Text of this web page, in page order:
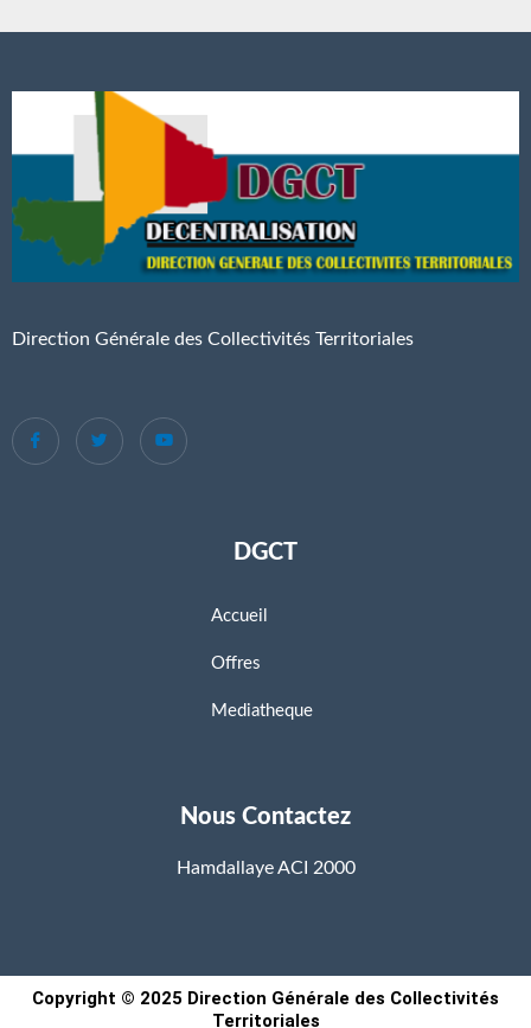
Direction Générale des Collectivités Territoriales
DGCT
Accueil
Offres
Mediatheque
Nous Contactez
Hamdallaye ACI 2000
Copyright © 2025 Direction Générale des Collectivités
Territoriales